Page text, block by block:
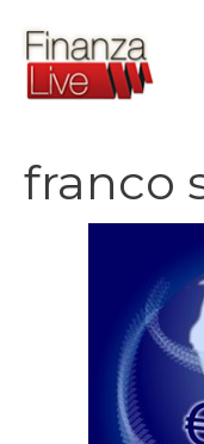
contenuto
franco